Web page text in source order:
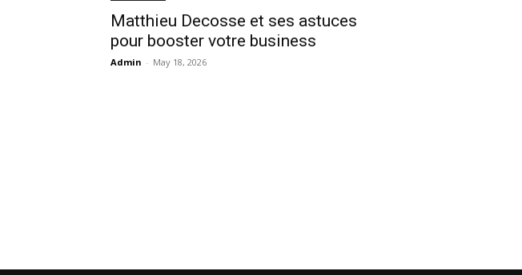
Matthieu Decosse et ses astuces
pour booster votre business
Admin - May 18, 2026